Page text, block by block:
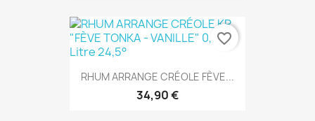
RHUM ARRANGE CRÉOLE FÈVE...
34,90 €
favorite_border